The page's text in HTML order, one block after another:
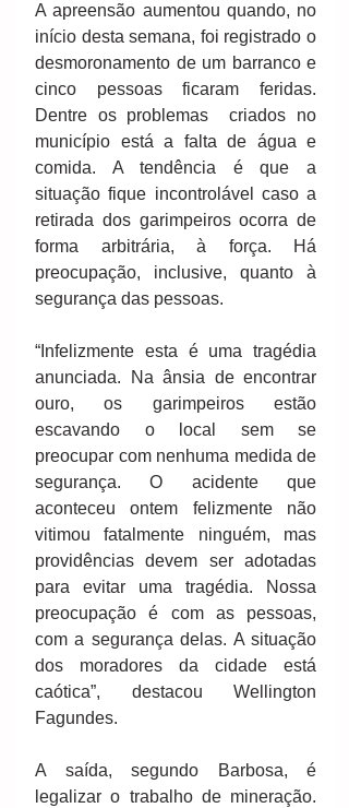
A apreensão aumentou quando, no
início desta semana, foi registrado o
desmoronamento de um barranco e
cinco pessoas ficaram feridas.
Dentre os problemas  criados no
município está a falta de água e
comida. A tendência é que a
situação fique incontrolável caso a
retirada dos garimpeiros ocorra de
forma arbitrária, à força. Há
preocupação, inclusive, quanto à
segurança das pessoas.
“Infelizmente esta é uma tragédia
anunciada. Na ânsia de encontrar
ouro, os garimpeiros estão
escavando o local sem se
preocupar com nenhuma medida de
segurança. O acidente que
aconteceu ontem felizmente não
vitimou fatalmente ninguém, mas
providências devem ser adotadas
para evitar uma tragédia. Nossa
preocupação é com as pessoas,
com a segurança delas. A situação
dos moradores da cidade está
caótica”, destacou Wellington
Fagundes.
A saída, segundo Barbosa, é
legalizar o trabalho de mineração.